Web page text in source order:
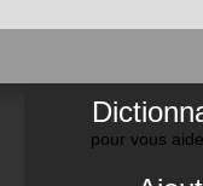
pour vous